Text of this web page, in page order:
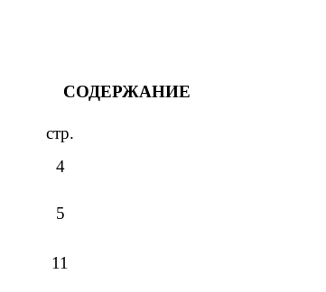
СОДЕРЖАНИЕ
стр.
4
5
11